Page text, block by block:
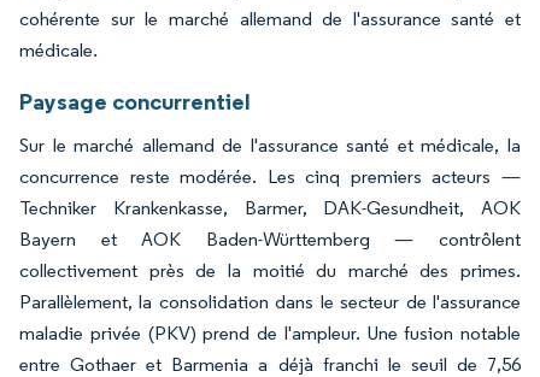
cohérente sur le marché allemand de l'assurance santé et
médicale.
Paysage concurrentiel
Sur le marché allemand de l'assurance santé et médicale, la
concurrence reste modérée. Les cinq premiers acteurs —
Techniker Krankenkasse, Barmer, DAK-Gesundheit, AOK
Bayern et AOK Baden-Württemberg — contrôlent
collectivement près de la moitié du marché des primes.
Parallèlement, la consolidation dans le secteur de l'assurance
maladie privée (PKV) prend de l'ampleur. Une fusion notable
entre Gothaer et Barmenia a déjà franchi le seuil de 7,56